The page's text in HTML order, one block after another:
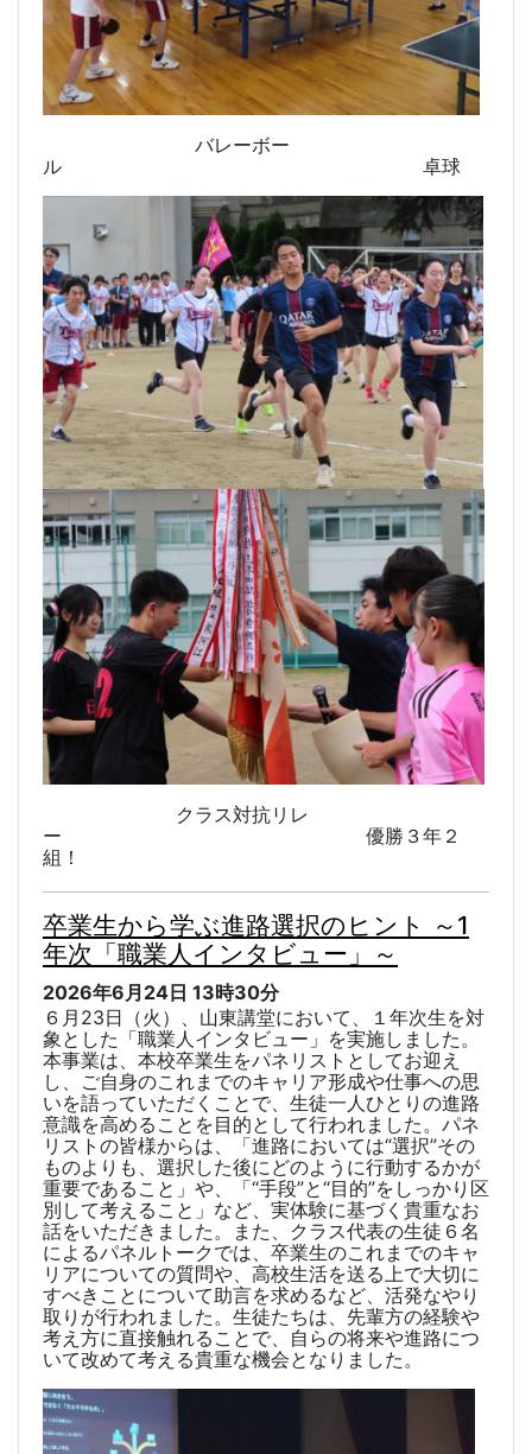
バレーボー
ル 卓球
クラス対抗リレ
ー 優勝３年２
組！
卒業生から学ぶ進路選択のヒント ～1
年次「職業人インタビュー」～
2026年6月24日 13時30分
６ 月 23日（火）、山東講堂において、１年次生を対
象とした「職業人インタビュー」を実施しました。
本事業は、本校卒業生をパネリストとしてお迎え
し、ご自身のこれまでのキャリア形成や仕事への思
いを語っていただくことで、生徒一人ひとりの進路
意識を高めることを目的として行われました。 パネ
リストの皆様からは、「進路においては“選択”その
ものよりも、選択した後にどのように行動するかが
重要であること」や、「“手段”と“目的”をしっかり区
別して考えること」など、実体験に基づく貴重なお
話をいただきました。
また、クラス代表の生徒６名
によるパネルトークでは、卒業生のこれまでのキャ
リアについての質問や、高校生活を送る上で大切に
すべきことについて助言を求めるなど、活発なやり
取りが行われました。 生徒たちは、先輩方の経験や
考え方に直接触れることで、自らの将来や進路につ
いて改めて考える貴重な機会となりました。